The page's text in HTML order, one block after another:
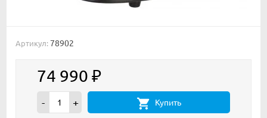
Артикул: 78902
74 990 ₽
- + Купить